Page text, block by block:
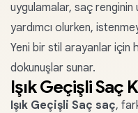
uygulamalar, saç renginin
yardımcı olurken,
Yeni bir stil arayanlar için
dokunuşlar sunar.
Işık Geçişli Saç
Işık Geçişli Saç saç,